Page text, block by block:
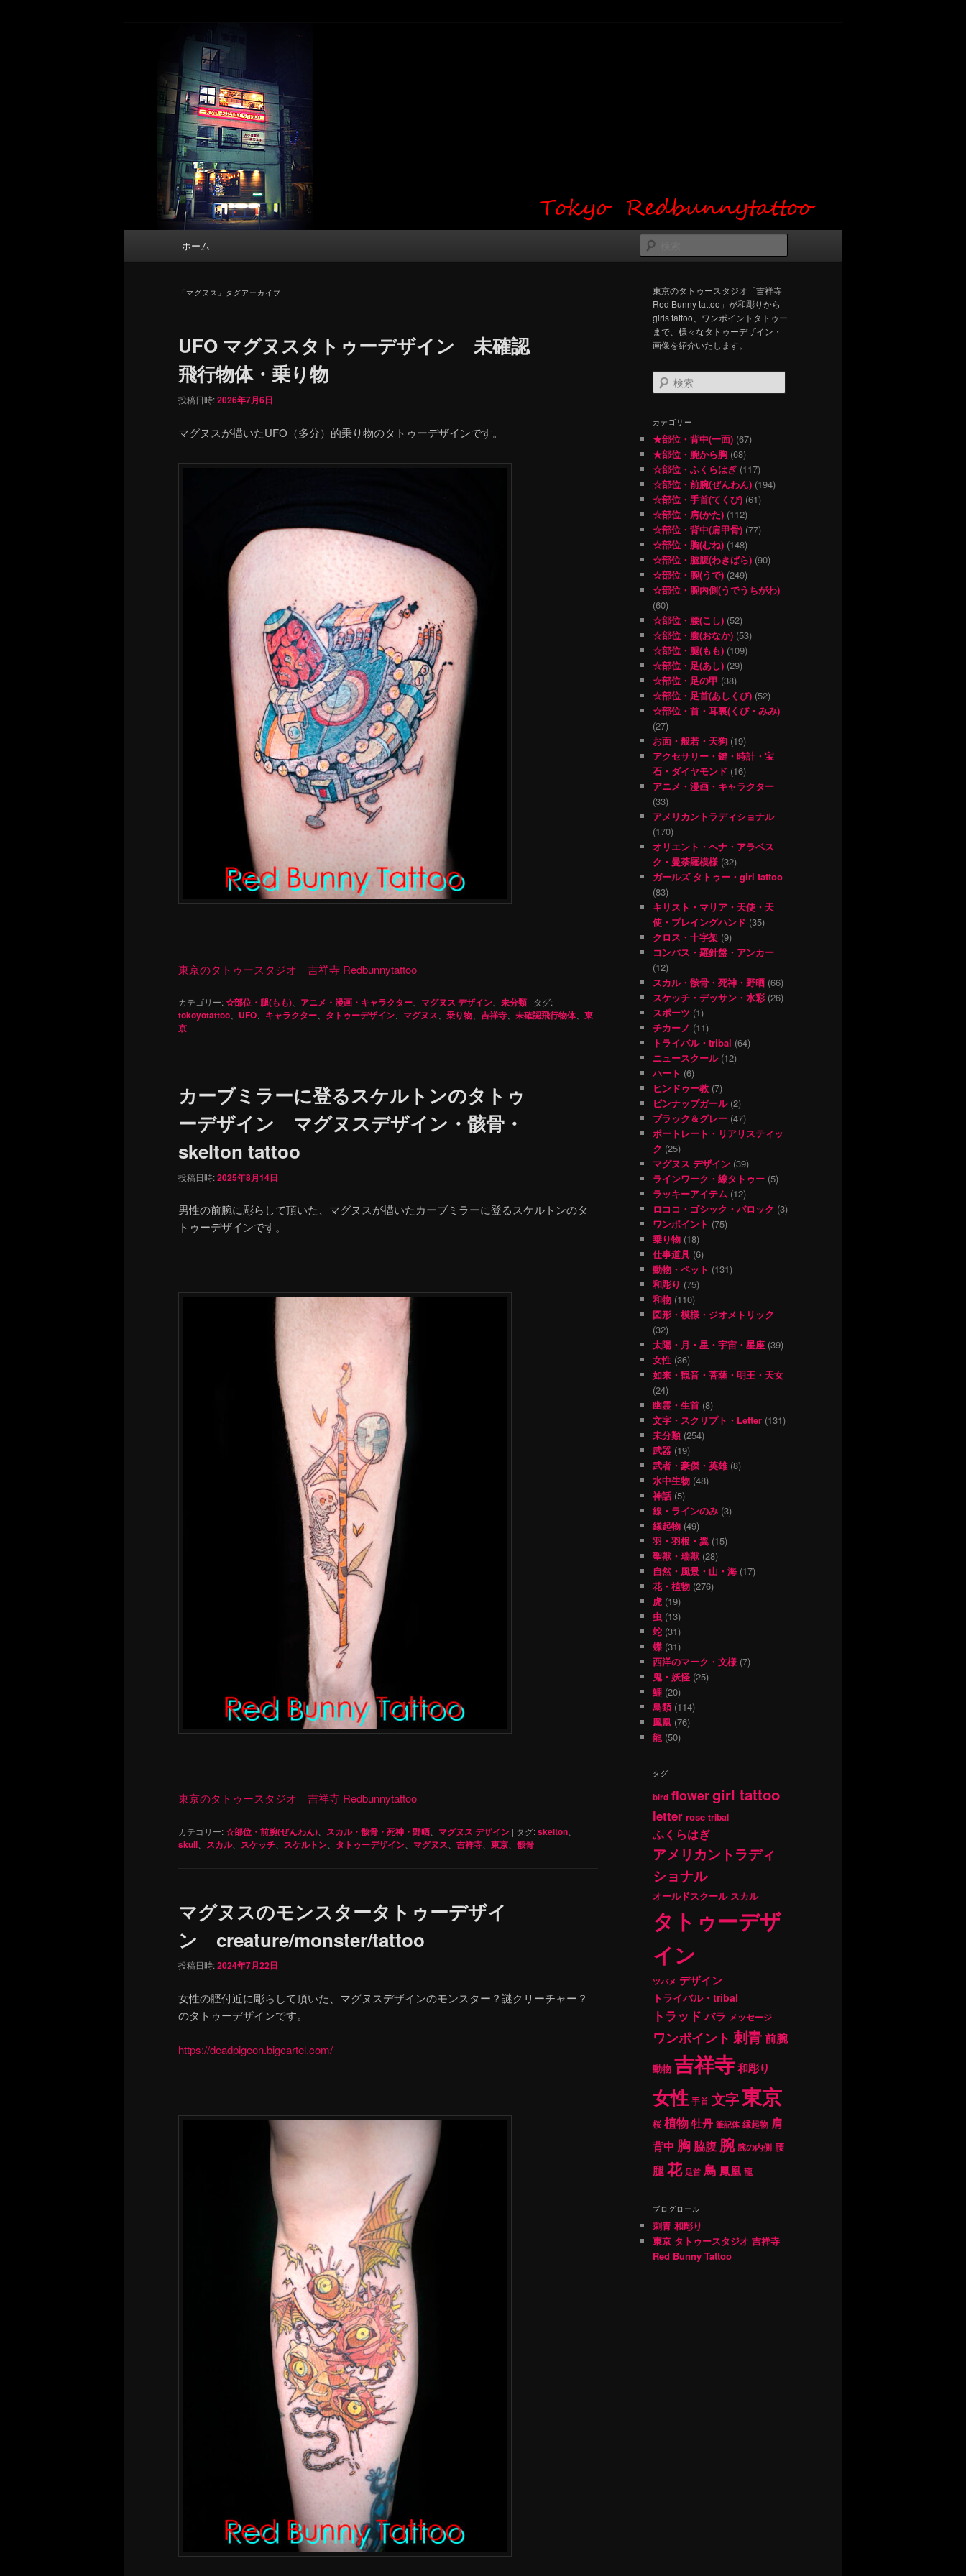
東京 タトゥースタジオ 吉祥寺 Red Bunny
Tattoo タトゥーデザイン・タトゥー画像
タトゥーデザイン・画像の紹介（和彫り・ワンポイント・girl tattoo）
索
ホーム
「マグヌス 」タグアーカイブ
UFO マグヌスタトゥーデザイン 未確認
飛行物体・乗り物
投稿日時:2026年7月6日
マグヌスが描いたUFO（多分）的乗り物のタトゥーデザインです。
東京のタトゥースタジオ 吉祥寺 Redbunnytattoo
カテゴリー:☆部位・腿(もも) アニメ・漫画・キャラクター マグヌス デザイン 未分類 | タグ:
tokoyotattoo UFO キャラクター タトゥーデザイン マグヌス 乗り物 吉祥寺 未確認飛行物体、 東
京
カーブミラーに登るスケルトンのタトゥ
ーデザイン マグヌスデザイン・骸骨・
skelton tattoo
投稿日時:2025年8月14日
男性の前腕に彫らして頂いた、マグヌスが描いたカーブミラーに登るスケルトンのタ
トゥーデザインです。
東京のタトゥースタジオ 吉祥寺 Redbunnytattoo
カテゴリー:☆部位・前腕(ぜんわん) スカル・骸骨・死神・野晒 マグヌス デザイン | タグ:skelton
skull スカル、 スケッチ スケルトン タトゥーデザイン マグヌス 吉祥寺 東京 骸骨
マグヌスのモンスタータトゥーデザイ
ン creature/monster/tattoo
投稿日時:2024年7月22日
女性の脛付近に彫らして頂いた、マグヌスデザインのモンスター？謎クリーチャー？
のタトゥーデザインです。
https://deadpigeon.bigcartel.com/
東京のタトゥースタジオ「吉祥寺
Red Bunny tattoo」が和彫りから
girls tattoo、ワンポイントタトゥー
まで、様々なタトゥーデザイン・
画像を紹介いたします。
検
索
カテゴリー
★部位・背中(一面) (67)
★部位・腕から胸 (68)
☆部位・ふくらはぎ (117)
☆部位・前腕(ぜんわん) (194)
☆部位・手首(てくび) (61)
☆部位・肩(かた) (112)
☆部位・背中(肩甲骨) (77)
☆部位・胸(むね) (148)
☆部位・脇腹(わきばら) (90)
☆部位・腕(うで) (249)
☆部位・腕内側(うでうちがわ)
(60)
☆部位・腰(こし) (52)
☆部位・腹(おなか) (53)
☆部位・腿(もも) (109)
☆部位・足(あし) (29)
☆部位・足の甲 (38)
☆部位・足首(あしくび) (52)
☆部位・首・耳裏(くび・みみ)
(27)
お面・般若・天狗 (19)
アクセサリー・鍵・時計・宝
石・ダイヤモンド (16)
アニメ・漫画・キャラクター
(33)
アメリカントラディショナル
(170)
オリエント・ヘナ・アラベス
ク・曼荼羅模様 (32)
ガールズ タトゥー・girl tattoo
(83)
キリスト・マリア・天使・天
使・プレイングハンド (35)
クロス・十字架 (9)
コンパス・羅針盤・アンカー
(12)
スカル・骸骨・死神・野晒 (66)
スケッチ・デッサン・水彩 (26)
スポーツ (1)
チカーノ (11)
トライバル・tribal (64)
ニュースクール(12)
ハート (6)
ヒンドゥー教 (7)
ピンナップガール(2)
ブラック＆グレー (47)
ポートレート・リアリスティッ
ク (25)
マグヌス デザイン (39)
ラインワーク・線タトゥー (5)
ラッキーアイテム (12)
ロココ・ゴシック・バロック (3)
ワンポイント (75)
乗り物 (18)
仕事道具 (6)
動物・ペット (131)
和彫り (75)
和物 (110)
図形・模様・ジオメトリック
(32)
太陽・月・星・宇宙・星座 (39)
女性 (36)
如来・観音・菩薩・明王・天女
(24)
幽霊・生首 (8)
文字・スクリプト・Letter (131)
未分類(254)
武器 (19)
武者・豪傑・英雄(8)
水中生物 (48)
神話 (5)
線・ラインのみ (3)
縁起物 (49)
羽・羽根・翼 (15)
聖獣・瑞獣 (28)
自然・風景・山・海 (17)
花・植物 (276)
虎 (19)
虫 (13)
蛇 (31)
蝶 (31)
西洋のマーク・文様 (7)
鬼・妖怪 (25)
鯉 (20)
鳥類(114)
鳳凰 (76)
龍 (50)
タグ
bird flowergirl tattoo
letter rose tribal
ふくらはぎ
アメリカントラディ
ショナル
オールドスクール スカル
タトゥーデザ
イン
ツバメ デザイン
トライバル・tribal
トラッド バラ メッセージ
ワンポイント 刺青前腕
動物 吉祥寺和彫り
女性 手首 文字東京
桜 植物牡丹 筆記体 縁起物 肩
背中 胸 脇腹 腕 腕の内側 腰
腿花 足首 鳥 鳳凰 龍
ブログロール
刺青 和彫り
東京 タトゥースタジオ 吉祥寺
Red Bunny Tattoo